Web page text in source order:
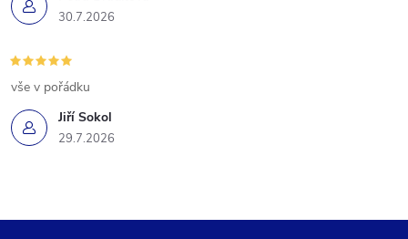
30.7.2026
Jiří Sokol
29.7.2026
vše v pořádku